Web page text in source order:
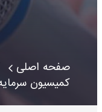
صفحه اصلی
کمیسیون